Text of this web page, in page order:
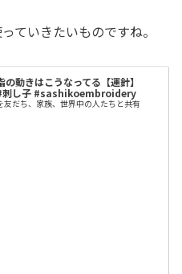
ていきたいものですね。
の動きはこうなってる【運針】
し子 #sashikoembroidery
友だち、家族、世界中の人たちと共有